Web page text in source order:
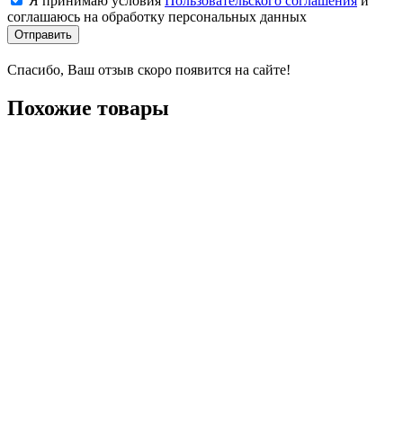
соглашаюсь на обработку персональных данных
Отправить
Спасибо, Ваш отзыв скоро появится на сайте!
Похожие товары